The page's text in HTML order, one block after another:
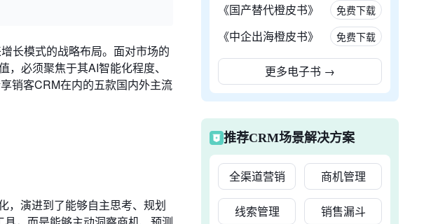
长模式的战略布局。面对市场的
必须聚焦于其AI智能化程度、
销客CRM在内的五款国内外主流
，演进到了能够自主思考、规划
《国产替代橙皮书》 免费下载
《中企出海橙皮书》 免费下载
更多电子书 →
推荐CRM场景解决方案
全渠道营销 商机管理
线索管理 销售漏斗